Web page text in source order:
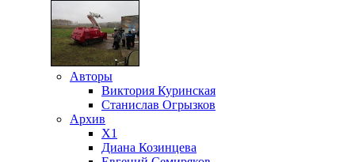
Авторы
Виктория Куринская
Станислав Огрызков
Архив
X1
Диана Козинцева